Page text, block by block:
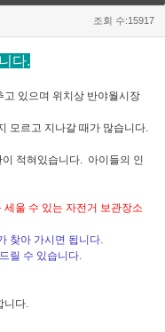
조회 수:15917
다.
있으며 위치상 반야월시장
모르고 지나갈 때가 많습니다.
적혀있습니다. 아이들의 인
세울 수 있는 자전거 보관장소
찾아 가시면 됩니다.
릴 수 있습니다.
니다.